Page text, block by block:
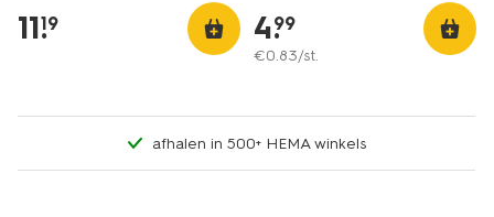
11.
19 4.
99
€0.83/st.
afhalen in 500+ HEMA winkels